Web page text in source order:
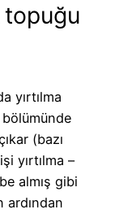
yırtılma
bölümünde
(bazı
yırtılma –
almış gibi
ardından